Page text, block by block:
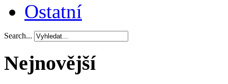
Ostatní
Search...
Nejnovější